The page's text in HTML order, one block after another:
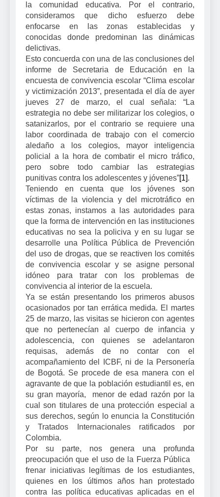
la comunidad educativa. Por el contrario,
consideramos que dicho esfuerzo debe
enfocarse en las zonas establecidas y
conocidas donde predominan las dinámicas
delictivas.
Esto concuerda con una de las conclusiones del
informe de Secretaria de Educación en la
encuesta de convivencia escolar “Clima escolar
y victimización 2013”, presentada el día de ayer
jueves 27 de marzo, el cual señala: “La
estrategia no debe ser militarizar los colegios, o
satanizarlos, por el contrario se requiere una
labor coordinada de trabajo con el comercio
aledaño a los colegios, mayor inteligencia
policial a la hora de combatir el micro tráfico,
pero sobre todo cambiar las estrategias
punitivas contra los adolescentes y jóvenes”[1].
Teniendo en cuenta que los jóvenes son
víctimas de la violencia y del microtráfico en
estas zonas, instamos a las autoridades para
que la forma de intervención en las instituciones
educativas no sea la policiva y en su lugar se
desarrolle una Política Pública de Prevención
del uso de drogas, que se reactiven los comités
de convivencia escolar y se asigne personal
idóneo para tratar con los problemas de
convivencia al interior de la escuela.
Ya se están presentando los primeros abusos
ocasionados por tan errática medida. El martes
25 de marzo, las visitas se hicieron con agentes
que no pertenecían al cuerpo de infancia y
adolescencia, con quienes se adelantaron
requisas, además de no contar con el
acompañamiento del ICBF, ni de la Personería
de Bogotá. Se procede de esa manera con el
agravante de que la población estudiantil es, en
su gran mayoría, menor de edad razón por la
cual son titulares de una protección especial a
sus derechos, según lo enuncia la Constitución
y Tratados Internacionales ratificados por
Colombia.
Por su parte, nos genera una profunda
preocupación que el uso de la Fuerza Pública
frenar iniciativas legítimas de los estudiantes,
quienes en los últimos años han protestado
contra las política educativas aplicadas en el